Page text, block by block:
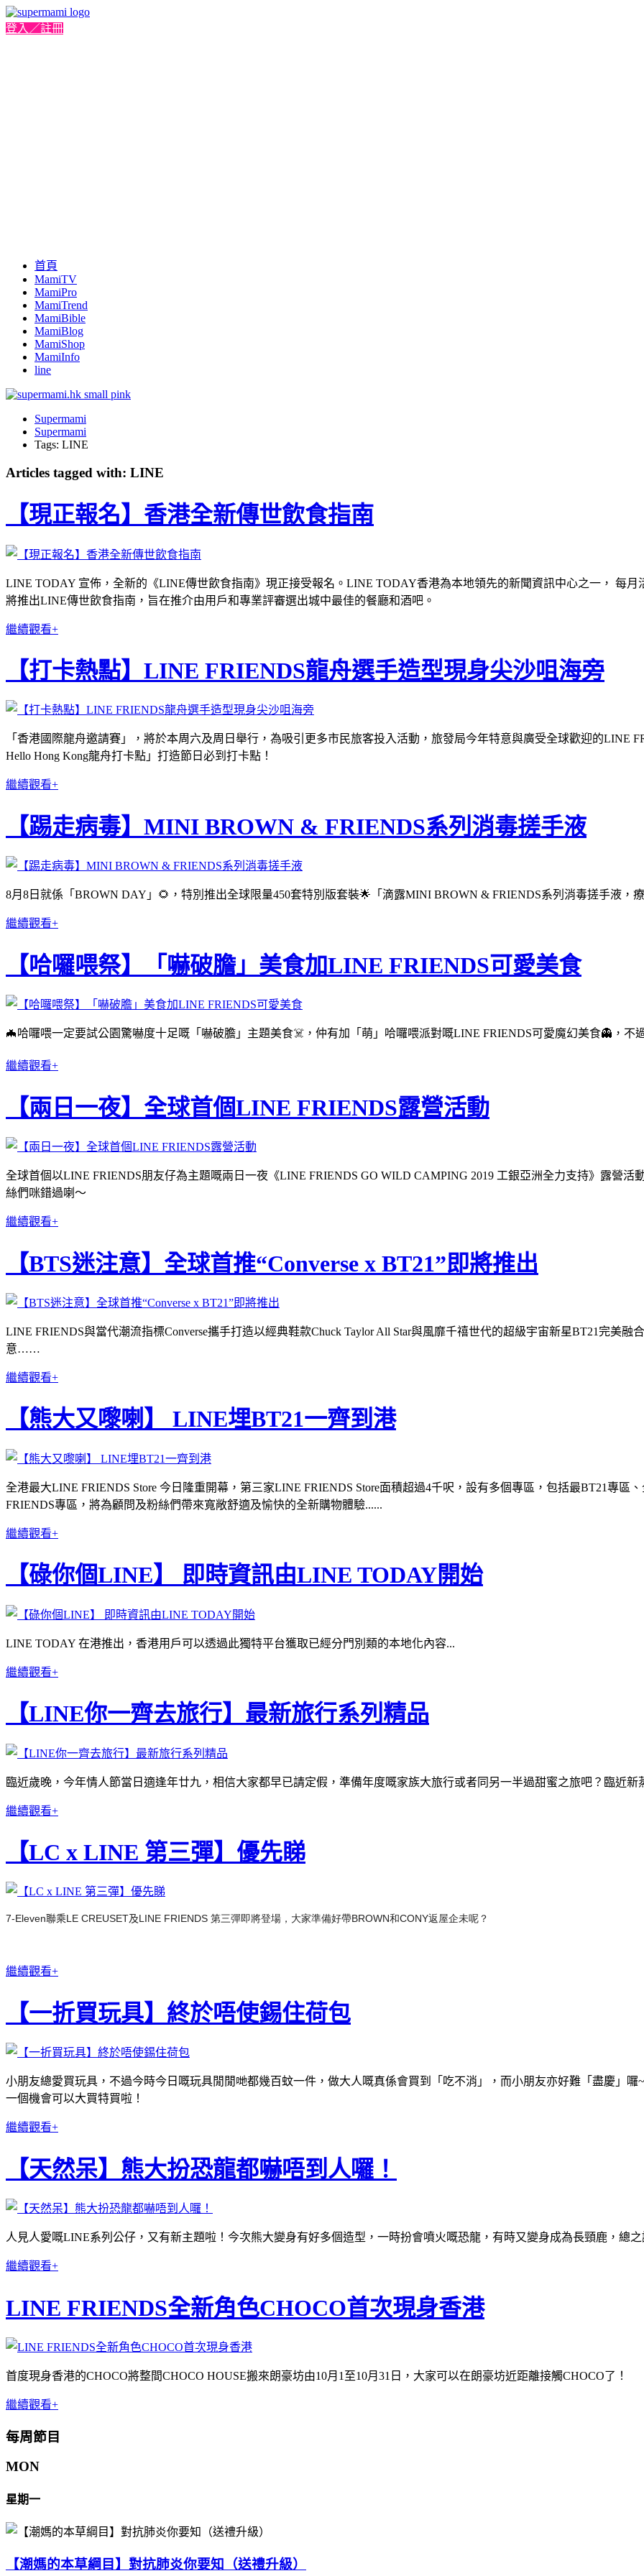
登入／註冊
首頁
MamiTV
MamiPro
MamiTrend
MamiBible
MamiBlog
MamiShop
MamiInfo
line
Supermami
Supermami
Tags: LINE
Articles tagged with: LINE
【現正報名】香港全新傳世飲食指南
LINE TODAY 宣佈，全新的《LINE傳世飲食指南》現正接受報名。LINE TODAY香港為本地領先的新聞資訊中心之一， 每
將推出LINE傳世飲食指南，旨在推介由用戶和專業評審選出城中最佳的餐廳和酒吧。
繼續觀看+
【打卡熱點】LINE FRIENDS龍舟選手造型現身尖沙咀海旁
「香港國際龍舟邀請賽」，將於本周六及周日舉行，為吸引更多市民旅客投入活動，旅發局今年特意與廣受全球歡迎的LINE
Hello Hong Kong龍舟打卡點」打造節日必到打卡點！
繼續觀看+
【踢走病毒】MINI BROWN & FRIENDS系列消毒搓手液
8月8日就係「BROWN DAY」🌻，特別推出全球限量450套特別版套裝🌟「滴露MINI BROWN & FRIENDS系列消毒搓手液，
繼續觀看+
【哈囉喂祭】「嚇破膽」美食加LINE FRIENDS可愛美食
🦇哈囉喂一定要試公園驚嚇度十足嘅「嚇破膽」主題美食☠️，仲有加「萌」哈囉喂派對嘅LINE FRIENDS可愛魔幻美食👻，不
繼續觀看+
【兩日一夜】全球首個LINE FRIENDS露營活動
全球首個以LINE FRIENDS朋友仔為主題嘅兩日一夜《LINE FRIENDS GO WILD CAMPING 2019 工銀亞洲全力支持》露營活
絲們咪錯過喇～
繼續觀看+
【BTS迷注意】全球首推“Converse x BT21”即將推出
LINE FRIENDS與當代潮流指標Converse攜手打造以經典鞋款Chuck Taylor All Star與風靡千禧世代的超級宇宙新星BT21完美融
意……
繼續觀看+
【熊大又嚟喇】 LINE埋BT21一齊到港
全港最大LINE FRIENDS Store 今日隆重開幕，第三家LINE FRIENDS Store面積超過4千呎，設有多個專區，包括最BT21專區
FRIENDS專區，將為顧問及粉絲們帶來寬敞舒適及愉快的全新購物體驗......
繼續觀看+
【碌你個LINE】 即時資訊由LINE TODAY開始
LINE TODAY 在港推出，香港用戶可以透過此獨特平台獲取已經分門別類的本地化內容...
繼續觀看+
【LINE你一齊去旅行】最新旅行系列精品
臨近歲晚，今年情人節當日適逢年廿九，相信大家都早已請定假，準備年度嘅家族大旅行或者同另一半過甜蜜之旅吧？臨近新
繼續觀看+
【LC x LINE 第三彈】優先睇
7-Eleven聯乘LE CREUSET及LINE FRIENDS 第三彈即將登場，大家準備好帶BROWN和CONY返屋企未呢？
繼續觀看+
【一折買玩具】終於唔使錫住荷包
小朋友總愛買玩具，不過今時今日嘅玩具閒閒哋都幾百蚊一件，做大人嘅真係會買到「吃不消」，而小朋友亦好難「盡慶」
一個機會可以大買特買啦！
繼續觀看+
【天然呆】熊大扮恐龍都嚇唔到人囉！
人見人愛嘅LINE系列公仔，又有新主題啦！今次熊大變身有好多個造型，一時扮會噴火嘅恐龍，有時又變身成為長頸鹿，總之
繼續觀看+
LINE FRIENDS全新角色CHOCO首次現身香港
首度現身香港的CHOCO將整間CHOCO HOUSE搬來朗豪坊由10月1至10月31日，大家可以在朗豪坊近距離接觸CHOCO了！
繼續觀看+
每周節目
MON
星期一
【潮媽的本草綱目】對抗肺炎你要知（送禮升級）